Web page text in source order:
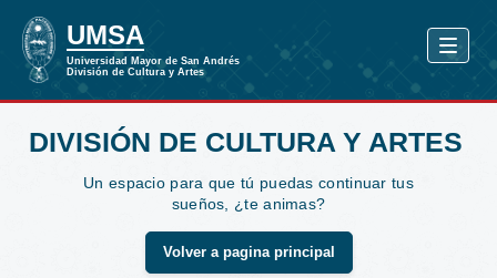
DIVISIÓN DE CULTURA Y ARTES
Un espacio para que tú puedas continuar tus
sueños, ¿te animas?
Volver a pagina principal